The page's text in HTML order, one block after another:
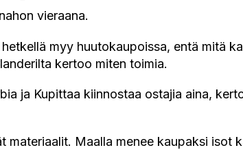
vieraana.
myy huutokaupoissa, entä mitä
kertoo miten toimia.
ja Kupittaa kiinnostaa ostajia aina,
Maalla menee kaupaksi isot